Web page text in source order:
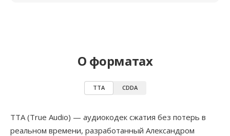
О форматах
TTA CDDA
TTA (True Audio) — аудиокодек сжатия без потерь в
реальном времени, разработанный Александром